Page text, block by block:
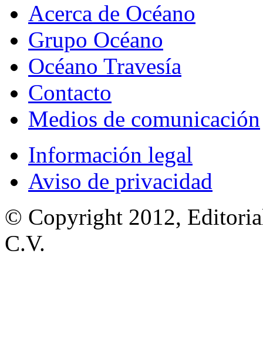
Acerca de Océano
Grupo Océano
Océano Travesía
Contacto
Medios de comunicación
Información legal
Aviso de privacidad
© Copyright 2012,
C.V.